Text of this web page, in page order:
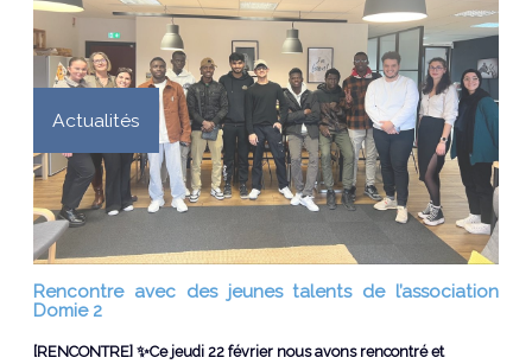
Actualités
Rencontre avec des jeunes talents de l’association
Domie 2
[RENCONTRE] ✨Ce jeudi 22 février nous avons rencontré et